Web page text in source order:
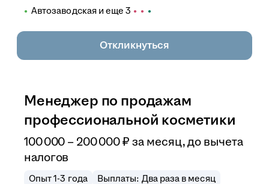
Автозаводская и еще 3
Откликнуться
Менеджер по продажам
профессиональной косметики
100 000 – 200 000₽ за месяц,до вычета
налогов
Опыт 1-3 года Выплаты: Два раза в месяц